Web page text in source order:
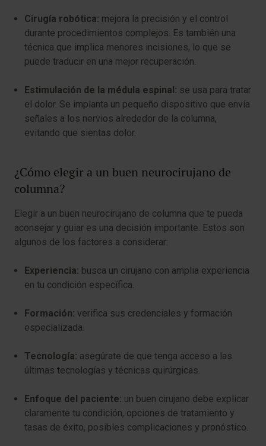
Cirugía robótica: mejora la precisión y el control
durante procedimientos complejos. Es también una
técnica que implica menores incisiones, lo que se
puede traducir en una mejor recuperación.
Estimulación de la médula espinal: se usa para tratar
el dolor. Se implanta un pequeño dispositivo que envía
señales a los nervios alrededor de la columna,
evitando que sientas dolor.
¿Cómo elegir a un buen neurocirujano de
columna?
Elegir a un buen neurocirujano de columna que te pueda
aconsejar y guiar es una decisión importante. Estos son
algunos de los factores a considerar:
Experiencia: busca un cirujano con amplia experiencia
en tu condición específica.
Formación: verifica sus credenciales y formación
especializada.
Tecnología: asegúrate de que tenga acceso a las
últimas tecnologías y técnicas quirúrgicas.
Enfoque del paciente: un buen cirujano debe explicar
claramente tu condición, opciones de tratamiento y
tasas de éxito, posibles complicaciones y pronóstico.